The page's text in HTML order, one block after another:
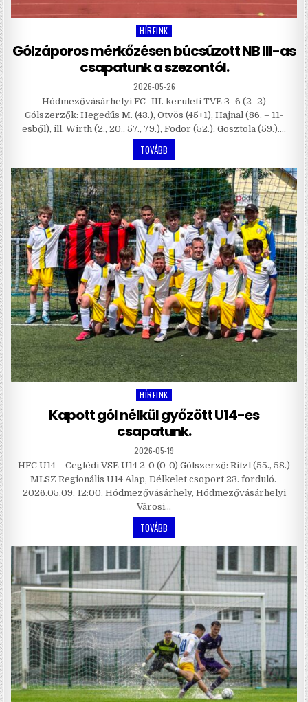
Posted
in
HÍREINK
Gólzáporos mérkőzésen búcsúzott NB III-as
csapatunk a szezontól.
2026-05-26
Hódmezővásárhelyi FC–III. kerületi TVE 3–6 (2–2)
Gólszerzők: Hegedűs M. (43.), Ötvös (45+1), Hajnal (86. – 11-
esből), ill. Wirth (2., 20., 57., 79.), Fodor (52.), Gosztola (59.)….
TOVÁBB
Posted
in
HÍREINK
Kapott gól nélkül győzött U14-es
csapatunk.
2026-05-19
HFC U14 – Ceglédi VSE U14 2-0 (0-0) Gólszerző: Ritzl (55., 58.)
MLSZ Regionális U14 Alap, Délkelet csoport 23. forduló.
2026.05.09. 12:00. Hódmezővásárhely, Hódmezővásárhelyi
Városi…
TOVÁBB